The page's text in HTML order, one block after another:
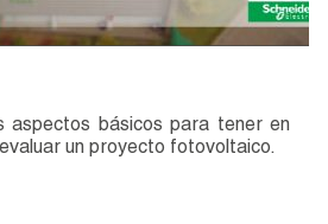
aspectos básicos para tener en
un proyecto fotovoltaico.